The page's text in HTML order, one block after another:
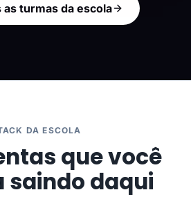
as turmas da escola
DA ESCOLA
que você
saindo daqui